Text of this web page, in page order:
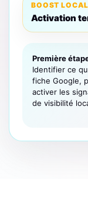
BOOST
Activation
Première
Identifier ce
fiche Google,
activer les
de visibilité